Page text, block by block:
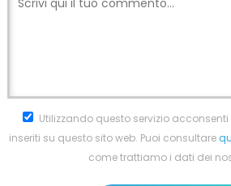
Utilizzando questo servizio
inseriti su questo sito web. Puoi consultare
come trattiamo i dati dei